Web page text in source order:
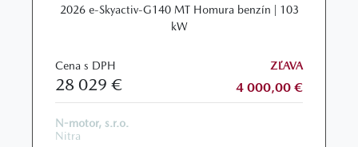
2026 e-Skyactiv-G140 MT Homura benzín | 103
kW
Cena s DPH
28 029 €
ZĽAVA
4 000,00 €
N-motor, s.r.o.
Nitra